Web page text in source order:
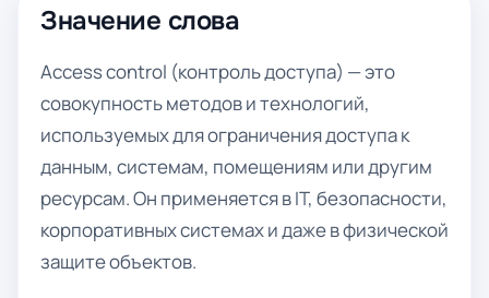
Значение слова
Access control (контроль доступа) — это
совокупность методов и технологий,
используемых для ограничения доступа к
данным, системам, помещениям или другим
ресурсам. Он применяется в IT, безопасности,
корпоративных системах и даже в физической
защите объектов.